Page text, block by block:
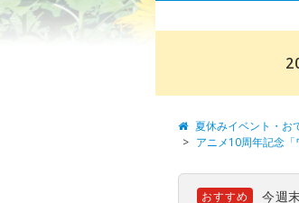
夏休みイベント・お
アニメ10周年記念「
おすすめ 今週